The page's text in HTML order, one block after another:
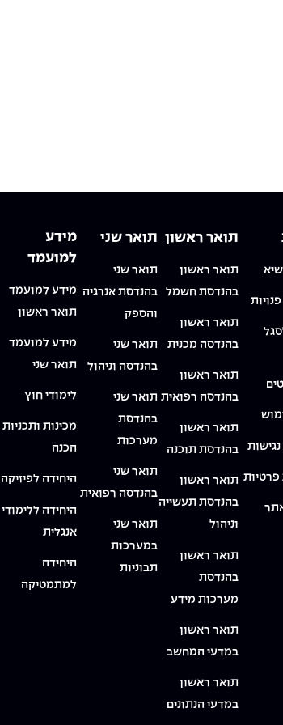
פרטיות
תואר ראשון
תואר ראשון
בהנדסת חשמל
תואר ראשון
בהנדסה מכנית
תואר ראשון
בהנדסה רפואית
תואר ראשון
בהנדסת תוכנה
תואר ראשון
בהנדסת תעשייה
וניהול
תואר ראשון
בהנדסת
מערכות מידע
תואר ראשון
במדעי המחשב
תואר ראשון
במדעי הנתונים
תואר שני
תואר שני
בהנדסת אנרגיה
והספק
תואר שני
בהנדסה וניהול
תואר שני
בהנדסת
מערכות
תואר שני
בהנדסה רפואית
תואר שני
במערכות
תבוניות
מידע
למועמד
מידע למועמד
תואר ראשון
מידע למועמד
תואר שני
לימודי חוץ
מכינות ותכניות
הכנה
היחידה לפיזיקה
היחידה ללימודי
אנגלית
היחידה
למתמטיקה